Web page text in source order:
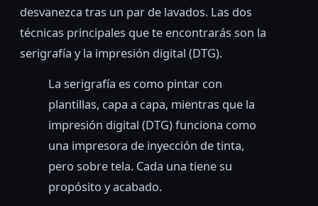
desvanezca tras un par de lavados. Las dos
técnicas principales que te encontrarás son la
serigrafía y la impresión digital (DTG).
La serigrafía es como pintar con
plantillas, capa a capa, mientras que la
impresión digital (DTG) funciona como
una impresora de inyección de tinta,
pero sobre tela. Cada una tiene su
propósito y acabado.